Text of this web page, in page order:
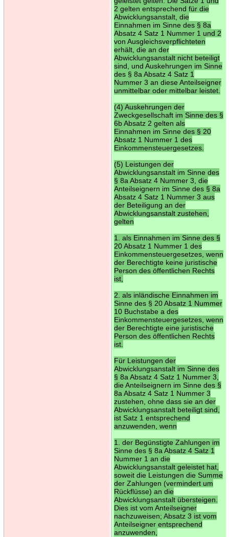
2 gelten entsprechend für die
Abwicklungsanstalt, die
Einnahmen im Sinne des § 8a
Absatz 4 Satz 1 Nummer 1 und 2
von Ausgleichsverpflichteten
erhält, die an der
Abwicklungsanstalt nicht beteiligt
sind, und Auskehrungen im Sinne
des § 8a Absatz 4 Satz 1
Nummer 3 an diese Anteilseigner
unmittelbar oder mittelbar leistet.
(4) Auskehrungen der
Zweckgesellschaft im Sinne des §
6b Absatz 2 gelten als
Einnahmen im Sinne des § 20
Absatz 1 Nummer 1 des
Einkommensteuergesetzes.
(5) Leistungen der
Abwicklungsanstalt im Sinne des
§ 8a Absatz 4 Nummer 3, die
Anteilseignern im Sinne des § 8a
Absatz 4 Satz 1 Nummer 3 aus
der Beteiligung an der
Abwicklungsanstalt zustehen,
gelten
1. als Einnahmen im Sinne des §
20 Absatz 1 Nummer 1 des
Einkommensteuergesetzes, wenn
der Berechtigte keine juristische
Person des öffentlichen Rechts
ist,
2. als inländische Einnahmen im
Sinne des § 20 Absatz 1 Nummer
10 Buchstabe a des
Einkommensteuergesetzes, wenn
der Berechtigte eine juristische
Person des öffentlichen Rechts
ist.
Für Leistungen der
Abwicklungsanstalt im Sinne des
§ 8a Absatz 4 Satz 1 Nummer 3,
die Anteilseignern im Sinne des §
8a Absatz 4 Satz 1 Nummer 3
zustehen, ohne dass sie an der
Abwicklungsanstalt beteiligt sind,
ist Satz 1 entsprechend
anzuwenden, wenn
1. der Begünstigte Zahlungen im
Sinne des § 8a Absatz 4 Satz 1
Nummer 1 an die
Abwicklungsanstalt geleistet hat,
soweit die Leistungen die Summe
der Zahlungen (vermindert um
Rückflüsse) an die
Abwicklungsanstalt übersteigen.
Dies ist vom Anteilseigner
nachzuweisen; Absatz 3 ist vom
Anteilseigner entsprechend
anzuwenden,